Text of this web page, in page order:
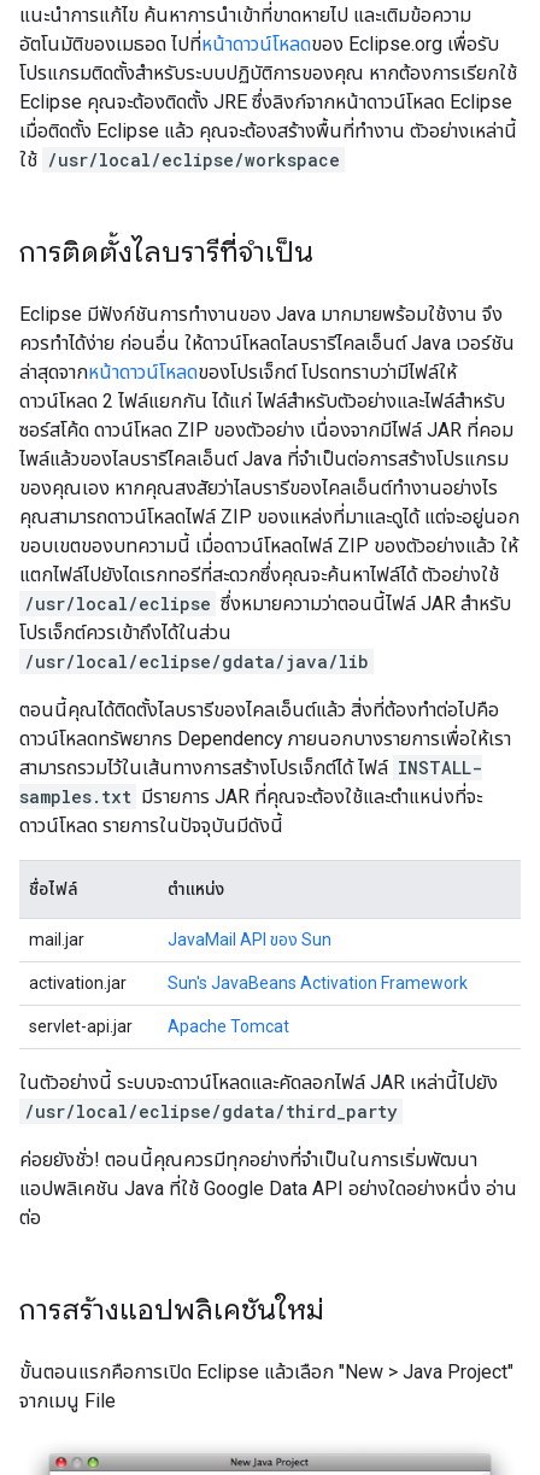
แนะนำการแก้ไข ค้นหาการนำเข้าที่ขาดหายไป และเติมข้อความ
อัตโนมัติของเมธอด ไปที่หน้าดาวน์โหลดของ Eclipse.org เพื่อรับ
โปรแกรมติดตั้งสำหรับระบบปฏิบัติการของคุณ หากต้องการเรียกใช้
Eclipse คุณจะต้องติดตั้ง JRE ซึ่งลิงก์จากหน้าดาวน์โหลด Eclipse
เมื่อติดตั้ง Eclipse แล้ว คุณจะต้องสร้างพื้นที่ทำงาน ตัวอย่างเหล่านี้
ใช้ /usr/local/eclipse/workspace
การติดตั้งไลบรารีที่จำเป็น
Eclipse มีฟังก์ชันการทำงานของ Java มากมายพร้อมใช้งาน จึง
ควรทำได้ง่าย ก่อนอื่น ให้ดาวน์โหลดไลบรารีไคลเอ็นต์ Java เวอร์ชัน
ล่าสุดจากหน้าดาวน์โหลดของโปรเจ็กต์ โปรดทราบว่ามีไฟล์ให้
ดาวน์โหลด 2 ไฟล์แยกกัน ได้แก่ ไฟล์สำหรับตัวอย่างและไฟล์สำหรับ
ซอร์สโค้ด ดาวน์โหลด ZIP ของตัวอย่าง เนื่องจากมีไฟล์ JAR ที่คอม
ไพล์แล้วของไลบรารีไคลเอ็นต์ Java ที่จำเป็นต่อการสร้างโปรแกรม
ของคุณเอง หากคุณสงสัยว่าไลบรารีของไคลเอ็นต์ทำงานอย่างไร
คุณสามารถดาวน์โหลดไฟล์ ZIP ของแหล่งที่มาและดูได้ แต่จะอยู่นอก
ขอบเขตของบทความนี้ เมื่อดาวน์โหลดไฟล์ ZIP ของตัวอย่างแล้ว ให้
แตกไฟล์ไปยังไดเรกทอรีที่สะดวกซึ่งคุณจะค้นหาไฟล์ได้ ตัวอย่างใช้
/usr/local/eclipse ซึ่งหมายความว่าตอนนี้ไฟล์ JAR สำหรับ
โปรเจ็กต์ควรเข้าถึงได้ในส่วน
/usr/local/eclipse/gdata/java/lib
ตอนนี้คุณได้ติดตั้งไลบรารีของไคลเอ็นต์แล้ว สิ่งที่ต้องทำต่อไปคือ
ดาวน์โหลดทรัพยากร Dependency ภายนอกบางรายการเพื่อให้เรา
สามารถรวมไว้ในเส้นทางการสร้างโปรเจ็กต์ได้ ไฟล์ INSTALL-
samples.txt มีรายการ JAR ที่คุณจะต้องใช้และตำแหน่งที่จะ
ดาวน์โหลด รายการในปัจจุบันมีดังนี้
ชื่อไฟล์ ตำแหน่ง
mail.jar JavaMail API ของ Sun
activation.jar Sun's JavaBeans Activation Framework
servlet-api.jar Apache Tomcat
ในตัวอย่างนี้ ระบบจะดาวน์โหลดและคัดลอกไฟล์ JAR เหล่านี้ไปยัง
/usr/local/eclipse/gdata/third_party
ค่อยยังชั่ว! ตอนนี้คุณควรมีทุกอย่างที่จำเป็นในการเริ่มพัฒนา
แอปพลิเคชัน Java ที่ใช้ Google Data API อย่างใดอย่างหนึ่ง อ่าน
ต่อ
การสร้างแอปพลิเคชันใหม่
ขั้นตอนแรกคือการเปิด Eclipse แล้วเลือก "New > Java Project"
จากเมนู File